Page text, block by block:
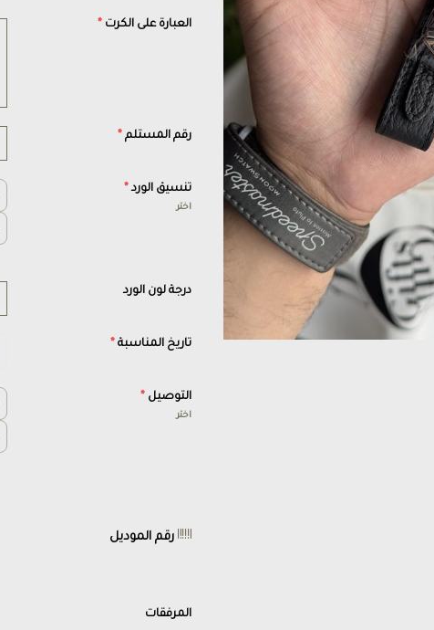
العبارة على الكرت *
رقم المستلم *
تنسيق الورد*
اختر
درجة لون الورد
تاريخ المناسبة *
التوصيل *
اختر
رقم الموديل
المرفقات